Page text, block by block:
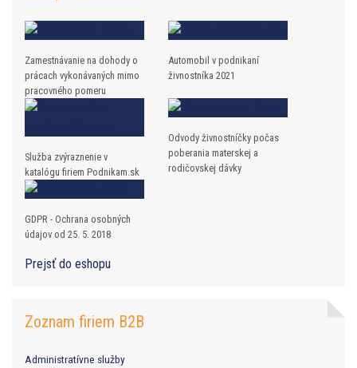
Zamestnávanie na dohody o
prácach vykonávaných mimo
pracovného pomeru
Automobil v podnikaní
živnostníka 2021
Služba zvýraznenie v
katalógu firiem Podnikam.sk
Odvody živnostníčky počas
poberania materskej a
rodičovskej dávky
GDPR - Ochrana osobných
údajov od 25. 5. 2018
Prejsť do eshopu
Zoznam firiem B2B
Administratívne služby